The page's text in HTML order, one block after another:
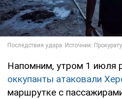
Напомним, утром 1 июля
оккупанты атаковали
маршрутке с